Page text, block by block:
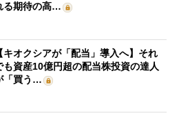
る期待の高…
【キオクシアが「配当」導入へ】それ
も資産10億円超の配当株投資の達人
「買う…